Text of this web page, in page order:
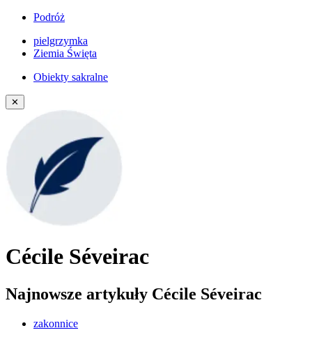
Podróż
pielgrzymka
Ziemia Święta
Obiekty sakralne
✕
Cécile Séveirac
Najnowsze artykuły Cécile Séveirac
zakonnice